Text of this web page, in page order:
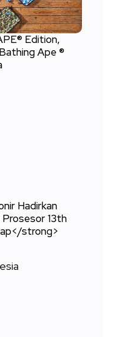
Edition,
Ape ®
Hadirkan
13th
strong>